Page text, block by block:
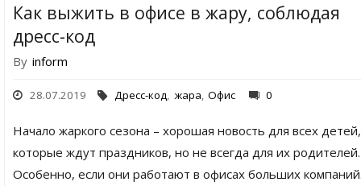
Как выжить в офисе в жару, соблюдая
дресс-код
By inform
28.07.2019 Дресс-код, жара, Офис 0
Начало жаркого сезона – хорошая новость для всех детей,
которые ждут праздников, но не всегда для их родителей.
Особенно, если они работают в офисах больших